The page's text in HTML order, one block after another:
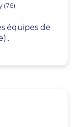
(76)
équipes de